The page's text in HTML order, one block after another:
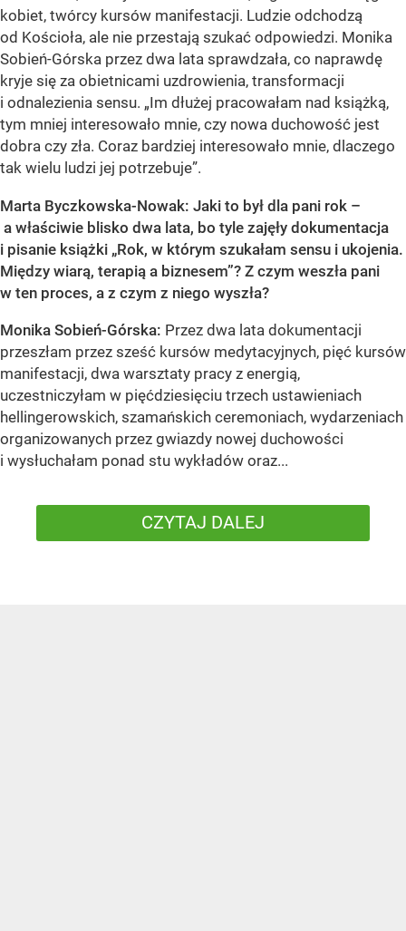
kobiet, twórcy kursów manifestacji. Ludzie odchodzą
od Kościoła, ale nie przestają szukać odpowiedzi. Monika
Sobień-Górska przez dwa lata sprawdzała, co naprawdę
kryje się za obietnicami uzdrowienia, transformacji
i odnalezienia sensu. „Im dłużej pracowałam nad książką,
tym mniej interesowało mnie, czy nowa duchowość jest
dobra czy zła. Coraz bardziej interesowało mnie, dlaczego
tak wielu ludzi jej potrzebuje”.
Marta Byczkowska-Nowak: Jaki to był dla pani rok –
a właściwie blisko dwa lata, bo tyle zajęły dokumentacja
i pisanie książki „Rok, w którym szukałam sensu i ukojenia.
Między wiarą, terapią a biznesem”? Z czym weszła pani
w ten proces, a z czym z niego wyszła?
Monika Sobień-Górska: Przez dwa lata dokumentacji
przeszłam przez sześć kursów medytacyjnych, pięć kursów
manifestacji, dwa warsztaty pracy z energią,
uczestniczyłam w pięćdziesięciu trzech ustawieniach
hellingerowskich, szamańskich ceremoniach, wydarzeniach
organizowanych przez gwiazdy nowej duchowości
i wysłuchałam ponad stu wykładów oraz...
CZYTAJ DALEJ